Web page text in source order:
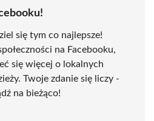
się tym co najlepsze!
na Facebooku,
się więcej o lokalnych
Twoje zdanie się liczy -
na bieżąco!